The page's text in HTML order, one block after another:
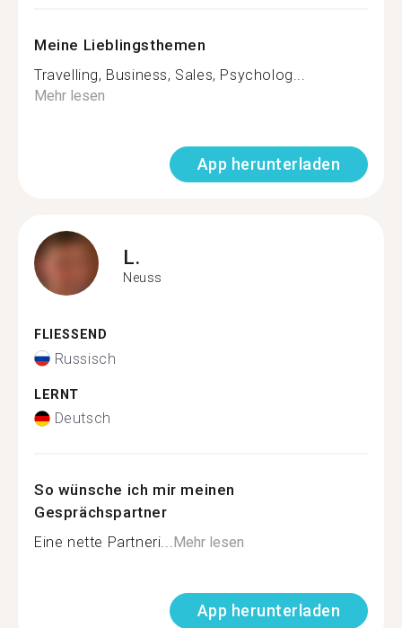
Meine Lieblingsthemen
Travelling, Business, Sales, Psycholog...
Mehr lesen
App herunterladen
L.
Neuss
FLIESSEND
Russisch
LERNT
Deutsch
So wünsche ich mir meinen
Gesprächspartner
Eine nette Partneri...Mehr lesen
App herunterladen